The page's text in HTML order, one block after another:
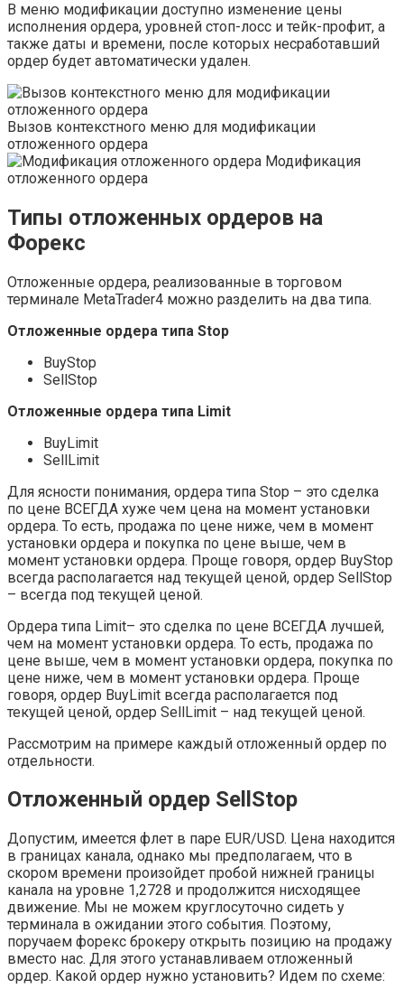
В меню модификации доступно изменение цены
исполнения ордера, уровней стоп-лосс и тейк-профит, а
также даты и времени, после которых несработавший
ордер будет автоматически удален.
Вызов контекстного меню для модификации
отложенного ордера
Модификация
отложенного ордера
Типы отложенных ордеров на
Форекс
Отложенные ордера, реализованные в торговом
терминале MetaTrader4 можно разделить на два типа.
Отложенные ордера типа Stop
BuyStop
SellStop
Отложенные ордера типа Limit
BuyLimit
SellLimit
Для ясности понимания, ордера типа Stop – это сделка
по цене ВСЕГДА хуже чем цена на момент установки
ордера. То есть, продажа по цене ниже, чем в момент
установки ордера и покупка по цене выше, чем в
момент установки ордера. Проще говоря, ордер BuyStop
всегда располагается над текущей ценой, ордер SellStop
– всегда под текущей ценой.
Ордера типа Limit– это сделка по цене ВСЕГДА лучшей,
чем на момент установки ордера. То есть, продажа по
цене выше, чем в момент установки ордера, покупка по
цене ниже, чем в момент установки ордера. Проще
говоря, ордер BuyLimit всегда располагается под
текущей ценой, ордер SellLimit – над текущей ценой.
Рассмотрим на примере каждый отложенный ордер по
отдельности.
Отложенный ордер SellStop
Допустим, имеется флет в паре EUR/USD. Цена находится
в границах канала, однако мы предполагаем, что в
скором времени произойдет пробой нижней границы
канала на уровне 1,2728 и продолжится нисходящее
движение. Мы не можем круглосуточно сидеть у
терминала в ожидании этого события. Поэтому,
поручаем форекс брокеру открыть позицию на продажу
вместо нас. Для этого устанавливаем отложенный
ордер. Какой ордер нужно установить? Идем по схеме: